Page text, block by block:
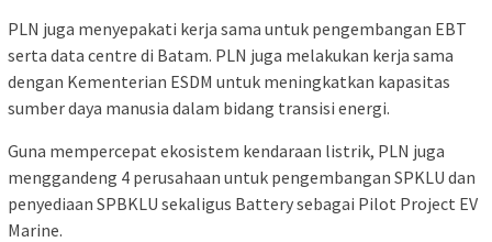
PLN juga menyepakati kerja sama untuk pengembangan EBT
serta data centre di Batam. PLN juga melakukan kerja sama
dengan Kementerian ESDM untuk meningkatkan kapasitas
sumber daya manusia dalam bidang transisi energi.
Guna mempercepat ekosistem kendaraan listrik, PLN juga
menggandeng 4 perusahaan untuk pengembangan SPKLU dan
penyediaan SPBKLU sekaligus Battery sebagai Pilot Project EV
Marine.